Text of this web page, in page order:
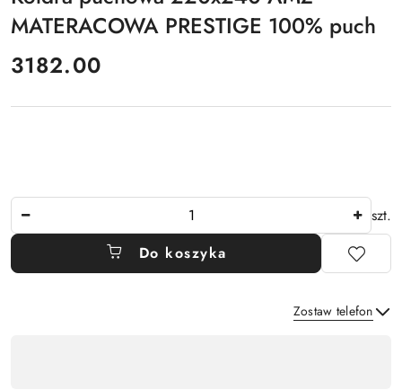
MATERACOWA PRESTIGE 100% puch
cena:
3182.00
szt.
Do koszyka
Zostaw telefon